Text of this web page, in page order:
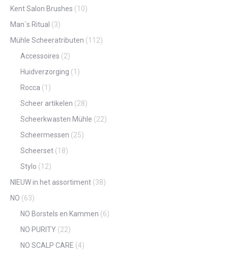
Kent Salon Brushes (10)
Man`s Ritual (3)
Mühle Scheeratributen (112)
Accessoires (2)
Huidverzorging (1)
Rocca (1)
Scheer artikelen (28)
Scheerkwasten Mühle (22)
Scheermessen (25)
Scheerset (18)
Stylo (12)
NIEUW in het assortiment (38)
NO (63)
NO Borstels en Kammen (6)
NO PURITY (22)
NO SCALP CARE (4)